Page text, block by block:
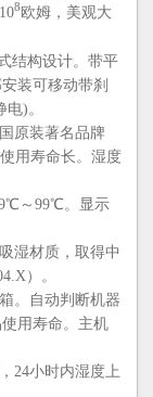
8欧姆，美观大
结构设计。带平
装可移动带刹
)。
原装著名品牌
用寿命长。湿度
9℃～99℃。显示
湿材质，取得中
）。
。自动判断机器
用寿命。主机
24小时内湿度上